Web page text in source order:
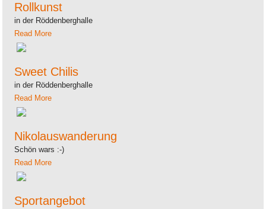
Rollkunst
in der Röddenberghalle
Read More
Sweet Chilis
in der Röddenberghalle
Read More
Nikolauswanderung
Schön wars :-)
Read More
Sportangebot